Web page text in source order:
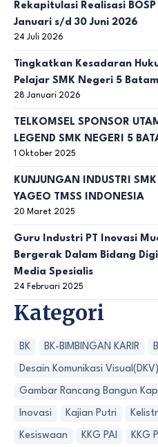
Rekapitulasi Realisasi
Januari s/d 30 Juni 2026
24 Juli 2026
Tingkatkan Kesadaran
Pelajar SMK Negeri 5 Batam
28 Januari 2026
TELKOMSEL SPONSOR
LEGEND SMK NEGERI 5
1 Oktober 2025
KUNJUNGAN INDUSTRI
YAGEO TMSS INDONESIA
20 Maret 2025
Guru Industri PT Inovasi
Bergerak Dalam Bidang
Media Spesialis
24 Februari 2025
Kategori
BK BK-BIMBINGAN KARIR
Desain Komunikasi Visual(DKV)
Gambar Rancang Bangun
Inovasi Kajian Putri
Kesiswaan KKG PAI KKG